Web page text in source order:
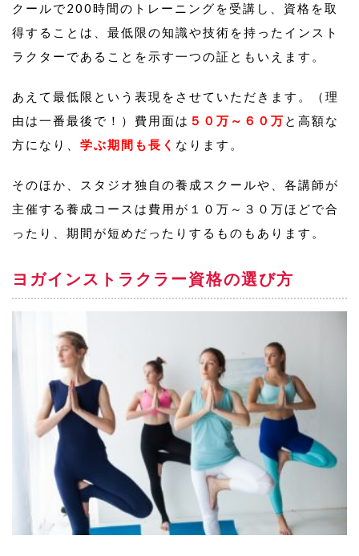
クールで200時間のトレーニングを受講し、資格を取
得することは、最低限の知識や技術を持ったインスト
ラクターであることを示す一つの証ともいえます。
あえて最低限という表現をさせていただきます。（理
由は一番最後で！）費用面は ５０万～６０万 と高額な
方になり、 学ぶ期間も長く なります。
そのほか、スタジオ独自の養成スクールや、各講師が
主催する養成コースは費用が１０万～３０万ほどで合
ったり、期間が短めだったりするものもあります。
ヨガインストラクラー資格の選び方